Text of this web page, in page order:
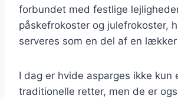
forbundet med festlige
påskefrokoster og julefrokoster,
serveres som en del af en
I dag er hvide asparges ikke kun
traditionelle retter, men de er